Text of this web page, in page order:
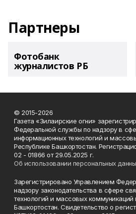
Партнеры
Фотобанк
журналистов РБ
© 2015-2026
Газета «Зилаирские огни»
Федеральной службы по надзору в
информационных технологий и
Республике Башкортостан.
02 - 01866 от 29.05.2025 г.
Об использовании персональных
Зарегистрировано Управлением
надзору законодательства в сфере
технологий и массовых коммуникаций
Башкортостан. Свидетельство о